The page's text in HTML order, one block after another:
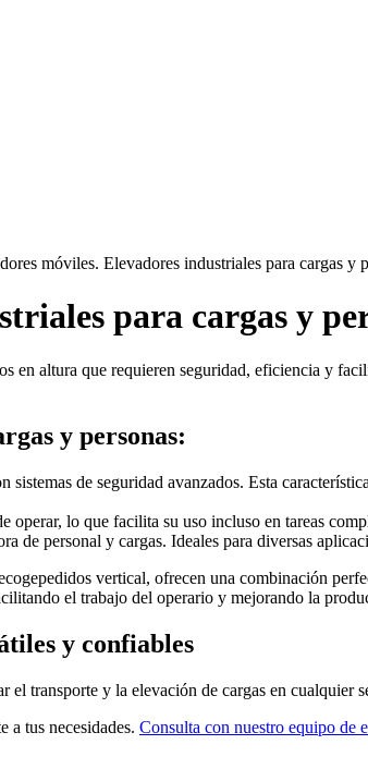
móviles. Elevadores industriales para cargas y
para cargas y
en altura que requieren seguridad, eficiencia y
y personas:
de seguridad avanzados. Esta
lo que facilita su uso incluso en tareas
de personal y cargas. Ideales para diversas
vertical, ofrecen una combinación
el trabajo del operario y mejorando la
y confiables
el transporte y la elevación de cargas en cualquier
a tus necesidades. Consulta con nuestro equipo de